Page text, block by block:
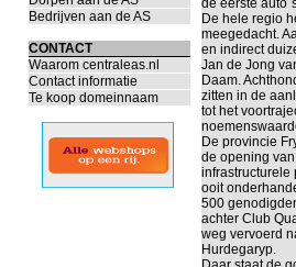
Bedrijven aan de AS
CONTACT
Waarom centraleas.nl
Contact informatie
Te koop domeinnaam
de eerste
De hele regio
meegedacht.
en indirect
Jan de Jong
Daam.
zitten in de
tot het
De provincie
de opening
infrastructurele
ooit
500
achter Club
weg vervoerd
Hurdegaryp.